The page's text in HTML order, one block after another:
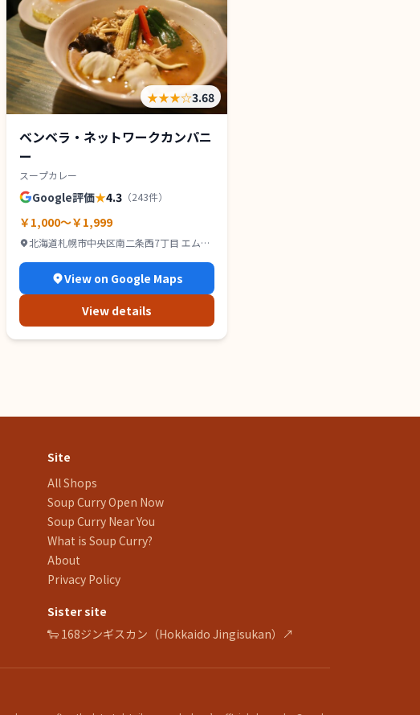
★★★☆3.68
ベンベラ・ネットワークカンパニ
ー
スープカレー
Google評価★4.3 （243件）
￥1,000～￥1,999
北海道札幌市中央区南二条西7丁目 エムズ
View on Google Maps
View details
Site
All Shops
Soup Curry Open Now
Soup Curry Near You
What is Soup Curry?
About
Privacy Policy
Sister site
🐑 168ジンギスカン（Hokkaido Jingisukan）↗